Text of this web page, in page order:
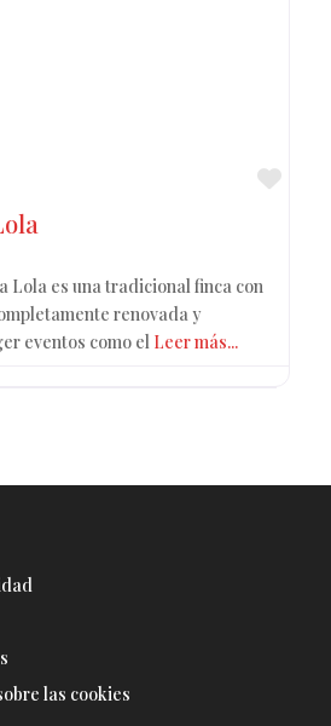
Lola es una tradicional finca con
renovada y
eventos como el Leer más...
las cookies